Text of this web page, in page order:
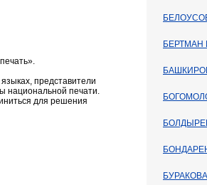
представители
национальной печати.
для решения
БЕРТМАН